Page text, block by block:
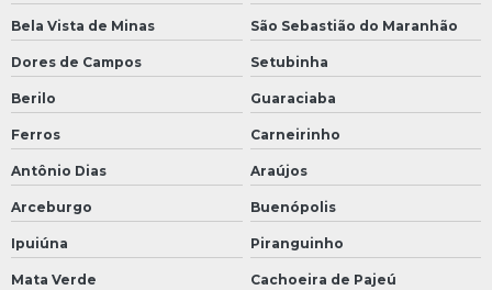
Bela Vista de Minas São Sebastião do Maranhão
Dores de Campos Setubinha
Berilo Guaraciaba
Ferros Carneirinho
Antônio Dias Araújos
Arceburgo Buenópolis
Ipuiúna Piranguinho
Mata Verde Cachoeira de Pajeú